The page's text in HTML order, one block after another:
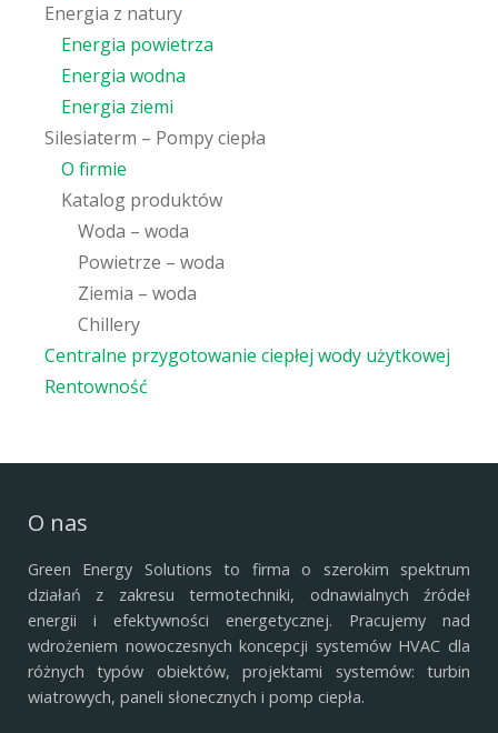
Energia z natury
Energia powietrza
Energia wodna
Energia ziemi
Silesiaterm – Pompy ciepła
O firmie
Katalog produktów
Woda – woda
Powietrze – woda
Ziemia – woda
Chillery
Centralne przygotowanie ciepłej wody użytkowej
Rentowność
O nas
Green Energy Solutions to firma o szerokim spektrum
działań z zakresu termotechniki, odnawialnych źródeł
energii i efektywności energetycznej.
Pracujemy nad
wdrożeniem nowoczesnych koncepcji systemów HVAC dla
różnych typów obiektów, projektami systemów: turbin
wiatrowych, paneli słonecznych i pomp ciepła.